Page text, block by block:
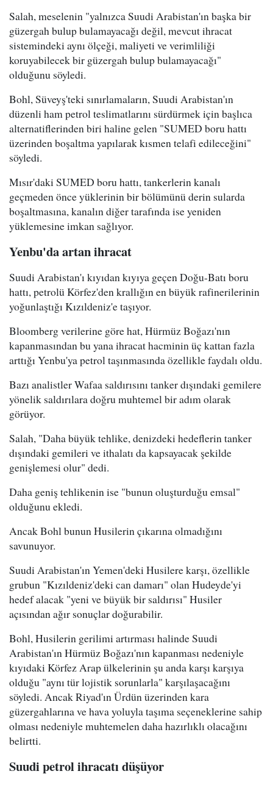
Salah, meselenin "yalnızca Suudi Arabistan'ın başka bir
güzergah bulup bulamayacağı değil, mevcut ihracat
sistemindeki aynı ölçeği, maliyeti ve verimliliği
koruyabilecek bir güzergah bulup bulamayacağı"
olduğunu söyledi.
Bohl, Süveyş'teki sınırlamaların, Suudi Arabistan'ın
düzenli ham petrol teslimatlarını sürdürmek için başlıca
alternatiflerinden biri haline gelen "SUMED boru hattı
üzerinden boşaltma yapılarak kısmen telafi edileceğini"
söyledi.
Mısır'daki SUMED boru hattı, tankerlerin kanalı
geçmeden önce yüklerinin bir bölümünü derin sularda
boşaltmasına, kanalın diğer tarafında ise yeniden
yüklemesine imkan sağlıyor.
Yenbu'da artan ihracat
Suudi Arabistan'ı kıyıdan kıyıya geçen Doğu-Batı boru
hattı, petrolü Körfez'den krallığın en büyük rafinerilerinin
yoğunlaştığı Kızıldeniz'e taşıyor.
Bloomberg verilerine göre hat, Hürmüz Boğazı'nın
kapanmasından bu yana ihracat hacminin üç kattan fazla
arttığı Yenbu'ya petrol taşınmasında özellikle faydalı oldu.
Bazı analistler Wafaa saldırısını tanker dışındaki gemilere
yönelik saldırılara doğru muhtemel bir adım olarak
görüyor.
Salah, "Daha büyük tehlike, denizdeki hedeflerin tanker
dışındaki gemileri ve ithalatı da kapsayacak şekilde
genişlemesi olur" dedi.
Daha geniş tehlikenin ise "bunun oluşturduğu emsal"
olduğunu ekledi.
Ancak Bohl bunun Husilerin çıkarına olmadığını
savunuyor.
Suudi Arabistan'ın Yemen'deki Husilere karşı, özellikle
grubun "Kızıldeniz'deki can damarı" olan Hudeyde'yi
hedef alacak "yeni ve büyük bir saldırısı" Husiler
açısından ağır sonuçlar doğurabilir.
Bohl, Husilerin gerilimi artırması halinde Suudi
Arabistan'ın Hürmüz Boğazı'nın kapanması nedeniyle
kıyıdaki Körfez Arap ülkelerinin şu anda karşı karşıya
olduğu "aynı tür lojistik sorunlarla" karşılaşacağını
söyledi. Ancak Riyad'ın Ürdün üzerinden kara
güzergahlarına ve hava yoluyla taşıma seçeneklerine sahip
olması nedeniyle muhtemelen daha hazırlıklı olacağını
belirtti.
Suudi petrol ihracatı düşüyor